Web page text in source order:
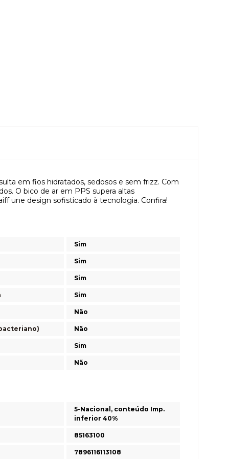
em fios hidratados, sedosos e sem frizz. Com
O bico de ar em PPS supera altas
une design sofisticado à tecnologia. Confira!
Sim
Sim
Sim
Sim
Não
Não
Sim
Não
5-Nacional, conteúdo Imp.
inferior 40%
85163100
7896116113108